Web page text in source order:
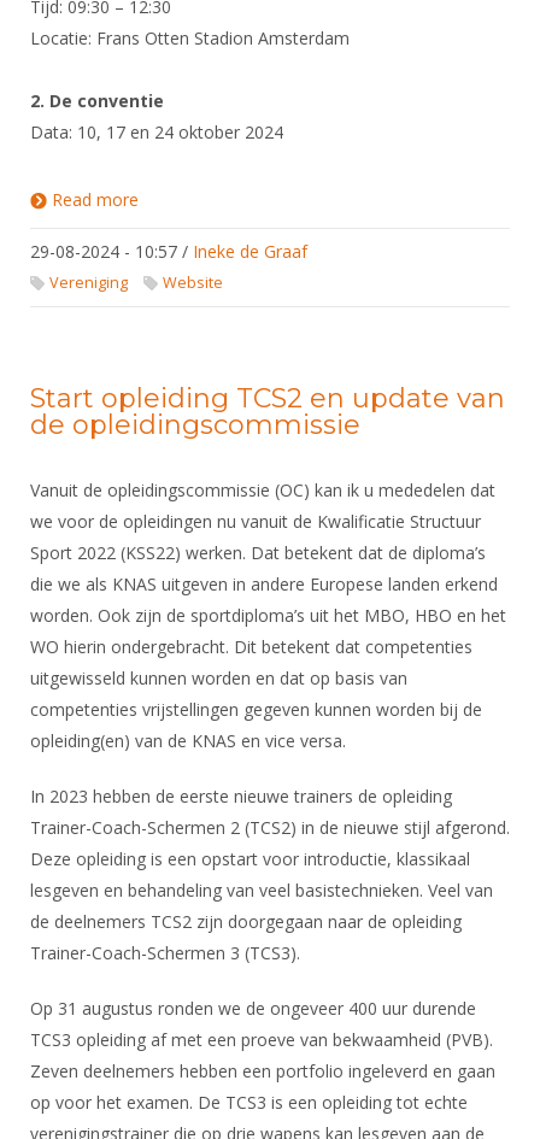
Tijd: 09:30 – 12:30
Locatie: Frans Otten Stadion Amsterdam
2. De conventie
Data: 10, 17 en 24 oktober 2024
Read more
29-08-2024 - 10:57 / Ineke de Graaf
Vereniging Website
Start opleiding TCS2 en update van
de opleidingscommissie
Vanuit de opleidingscommissie (OC) kan ik u mededelen dat
we voor de opleidingen nu vanuit de Kwalificatie Structuur
Sport 2022 (KSS22) werken. Dat betekent dat de diploma’s
die we als KNAS uitgeven in andere Europese landen erkend
worden. Ook zijn de sportdiploma’s uit het MBO, HBO en het
WO hierin ondergebracht. Dit betekent dat competenties
uitgewisseld kunnen worden en dat op basis van
competenties vrijstellingen gegeven kunnen worden bij de
opleiding(en) van de KNAS en vice versa.
In 2023 hebben de eerste nieuwe trainers de opleiding
Trainer-Coach-Schermen 2 (TCS2) in de nieuwe stijl afgerond.
Deze opleiding is een opstart voor introductie, klassikaal
lesgeven en behandeling van veel basistechnieken. Veel van
de deelnemers TCS2 zijn doorgegaan naar de opleiding
Trainer-Coach-Schermen 3 (TCS3).
Op 31 augustus ronden we de ongeveer 400 uur durende
TCS3 opleiding af met een proeve van bekwaamheid (PVB).
Zeven deelnemers hebben een portfolio ingeleverd en gaan
op voor het examen. De TCS3 is een opleiding tot echte
verenigingstrainer die op drie wapens kan lesgeven aan de